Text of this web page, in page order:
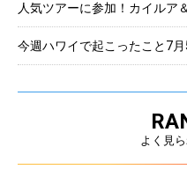
人気ツアーに参加！カイルア
今週ハワイで起こったこと7月
よく見